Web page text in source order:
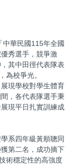
中華民國115年全國
秀選手，競爭激
其中田徑代表隊表
為校爭光。
現學校對學生體育
，各代表隊選手秉
現平日扎實訓練成
系四年級黃順聰同
第二名，成功摘下
術穩定性的高強度